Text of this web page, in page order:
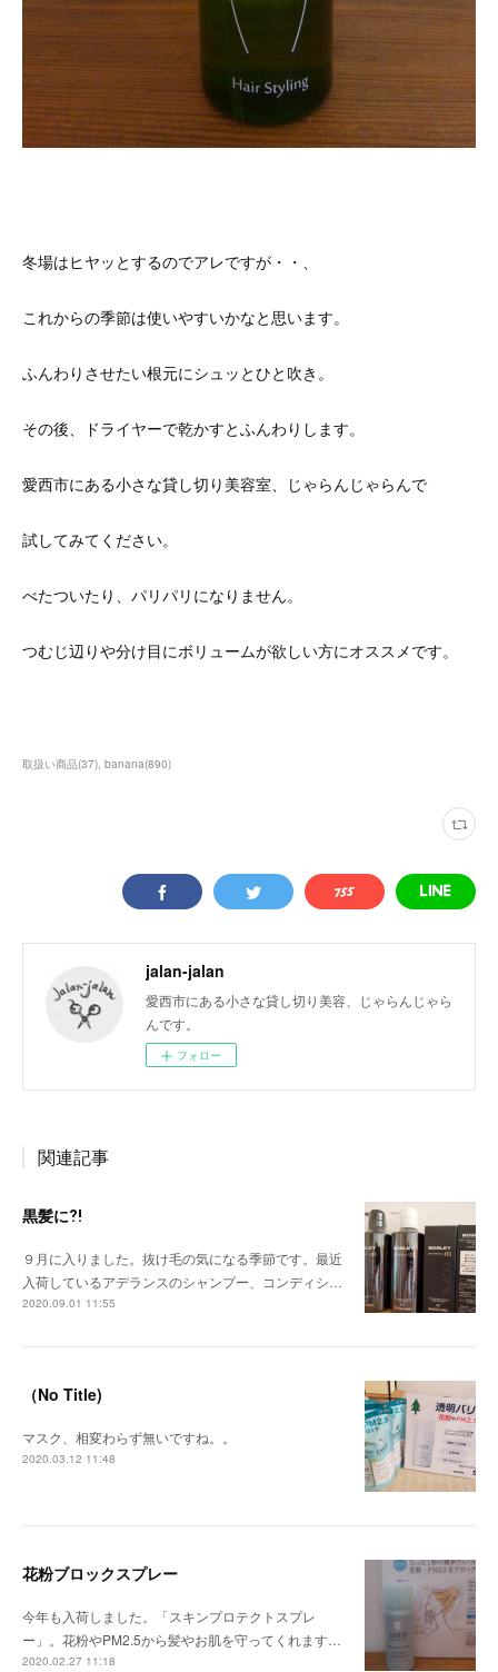
冬場はヒヤッとするのでアレですが・・、
これからの季節は使いやすいかなと思います。
ふんわりさせたい根元にシュッとひと吹き。
その後、ドライヤーで乾かすとふんわりします。
愛西市にある小さな貸し切り美容室、じゃらんじゃらんで
試してみてください。
べたついたり、パリパリになりません。
つむじ辺りや分け目にボリュームが欲しい方にオススメです。
取扱い商品(37) banana(890)
jalan-jalan
愛西市にある小さな貸し切り美容、じゃらんじゃら
んです。
フォロー
関連記事
黒髪に⁈
９月に入りました。抜け毛の気になる季節です。最近
入荷しているアデランスのシャンプー、コンディシ…
2020.09.01 11:55
（No Title)
マスク、相変わらず無いですね。。
2020.03.12 11:48
花粉ブロックスプレー
今年も入荷しました。「スキンプロテクトスプレ
ー」。花粉やPM2.5から髪やお肌を守ってくれます…
2020.02.27 11:18